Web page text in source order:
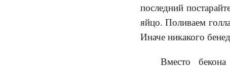
последний
яйцо. Поливаем
Иначе никакого
Вместо